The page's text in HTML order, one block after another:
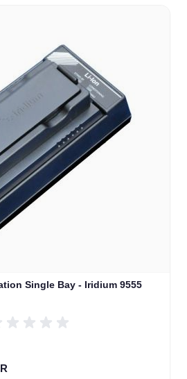
Single Bay - Iridium 9555